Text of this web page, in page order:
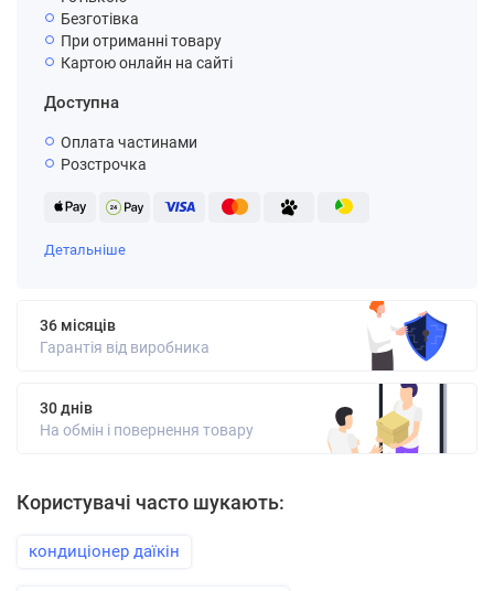
Безготівка
При отриманні товару
Картою онлайн на сайті
Доступна
Оплата частинами
Розстрочка
Детальніше
36 місяців
Гарантія від виробника
30 днів
На обмін і повернення товару
Користувачі часто шукають:
кондиціонер даїкін